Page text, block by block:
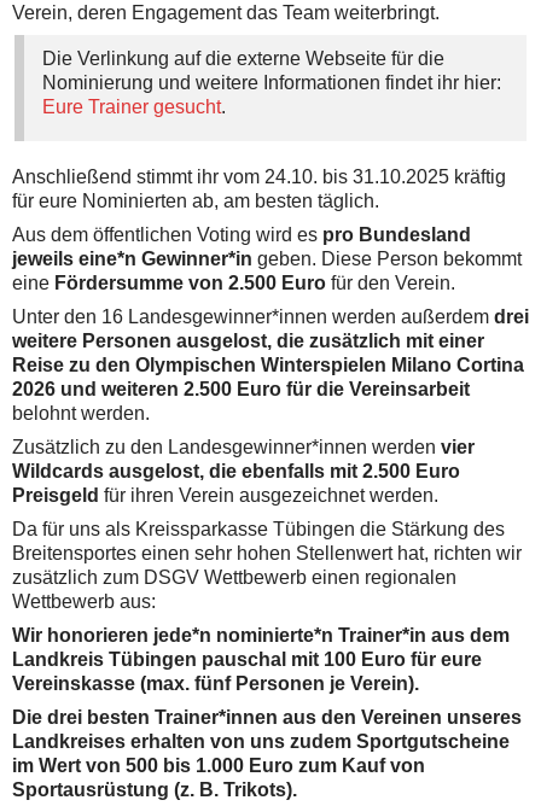
Verein, deren Engagement das Team weiterbringt.
Die Verlinkung auf die externe Webseite für die
Nominierung und weitere Informationen findet ihr hier:
Eure Trainer gesucht.
Anschließend stimmt ihr vom 24.10. bis 31.10.2025 kräftig
für eure Nominierten ab, am besten täglich.
Aus dem öffentlichen Voting wird es pro Bundesland
jeweils eine*n Gewinner*in geben. Diese Person bekommt
eine Fördersumme von 2.500 Euro für den Verein.
Unter den 16 Landesgewinner*innen werden außerdem drei
weitere Personen ausgelost, die zusätzlich mit einer
Reise zu den Olympischen Winterspielen Milano Cortina
2026 und weiteren 2.500 Euro für die Vereinsarbeit
belohnt werden.
Zusätzlich zu den Landesgewinner*innen werden vier
Wildcards ausgelost, die ebenfalls mit 2.500 Euro
Preisgeld für ihren Verein ausgezeichnet werden.
Da für uns als Kreissparkasse Tübingen die Stärkung des
Breitensportes einen sehr hohen Stellenwert hat, richten wir
zusätzlich zum DSGV Wettbewerb einen regionalen
Wettbewerb aus:
Wir honorieren jede*n nominierte*n Trainer*in aus dem
Landkreis Tübingen pauschal mit 100 Euro für eure
Vereinskasse (max. fünf Personen je Verein).
Die drei besten Trainer*innen aus den Vereinen unseres
Landkreises erhalten von uns zudem Sportgutscheine
im Wert von 500 bis 1.000 Euro zum Kauf von
Sportausrüstung (z. B. Trikots).